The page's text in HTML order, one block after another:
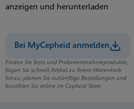
anzeigen und herunterladen
Bei MyCepheid anmelden
Finden Sie Tests und Probenentnahmeprodukte,
fügen Sie schnell Artikel zu Ihrem Warenkorb
hinzu, planen Sie zukünftige Bestellungen und
bezahlen Sie online im Cepheid Store.